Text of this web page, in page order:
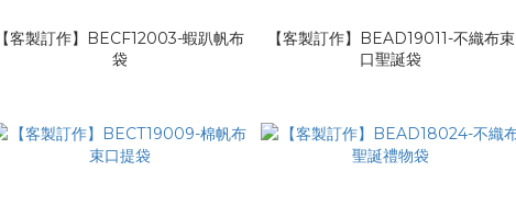
【客製訂作】BECF12003-蝦趴帆布
袋
【客製訂作】BEAD19011-不織布束
口聖誕袋